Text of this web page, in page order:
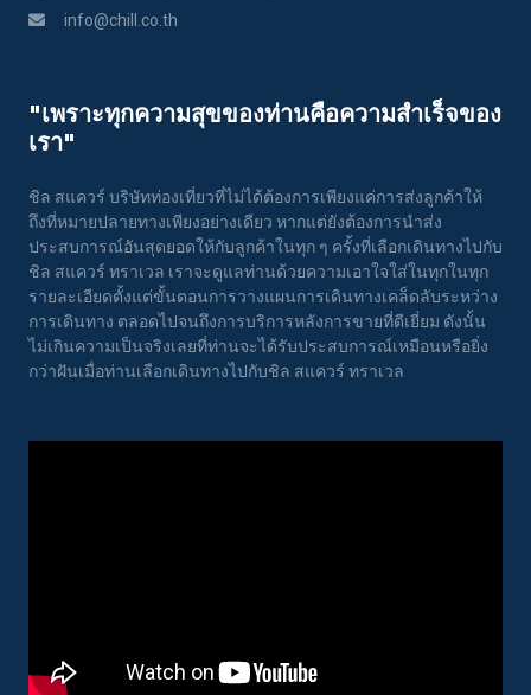
info@chill.co.th
"เพราะทุกความสุขของท่านคือความสําเร็จของ
เรา"
ชิล สแควร์ บริษัทท่องเที่ยวที่ไม่ได้ต้องการเพียงแค่การส่งลูกค้าให้
ถึงที่หมายปลายทางเพียงอย่างเดียว หากแต่ยังต้องการนำส่ง
ประสบการณ์อันสุดยอดให้กับลูกค้าในทุก ๆ ครั้งที่เลือกเดินทางไปกับ
ชิล สแควร์ ทราเวล เราจะดูแลท่านด้วยความเอาใจใส่ในทุกในทุก
รายละเอียดตั้งแต่ขั้นตอนการวางแผนการเดินทางเคล็ดลับระหว่าง
การเดินทาง ตลอดไปจนถึงการบริการหลังการขายที่ดีเยี่ยม ดังนั้น
ไม่เกินความเป็นจริงเลยที่ท่านจะได้รับประสบการณ์เหมือนหรือยิ่ง
กว่าฝันเมื่อท่านเลือกเดินทางไปกับชิล สแควร์ ทราเวล